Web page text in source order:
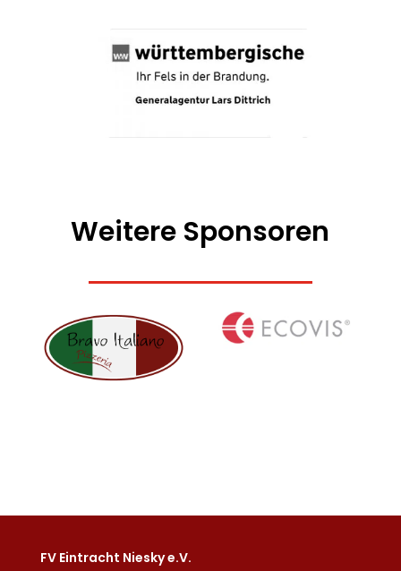
Weitere Sponsoren
FV Eintracht Niesky e.V.